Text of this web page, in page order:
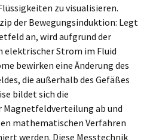
zu visualisieren.
der Bewegungsinduktion: Legt
an, wird aufgrund der
elektrischer Strom im Fluid
bewirken eine Änderung des
die außerhalb des Gefäßes
bildet sich die
ab und
mathematischen Verfahren
werden. Diese Messtechnik